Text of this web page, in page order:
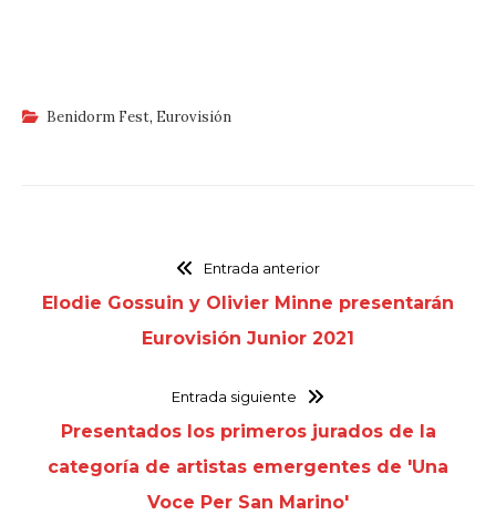
Benidorm Fest, Eurovisión
Entrada anterior
Elodie Gossuin y Olivier Minne presentarán
Eurovisión Junior 2021
Entrada siguiente
Presentados los primeros jurados de la
categoría de artistas emergentes de 'Una
Voce Per San Marino'